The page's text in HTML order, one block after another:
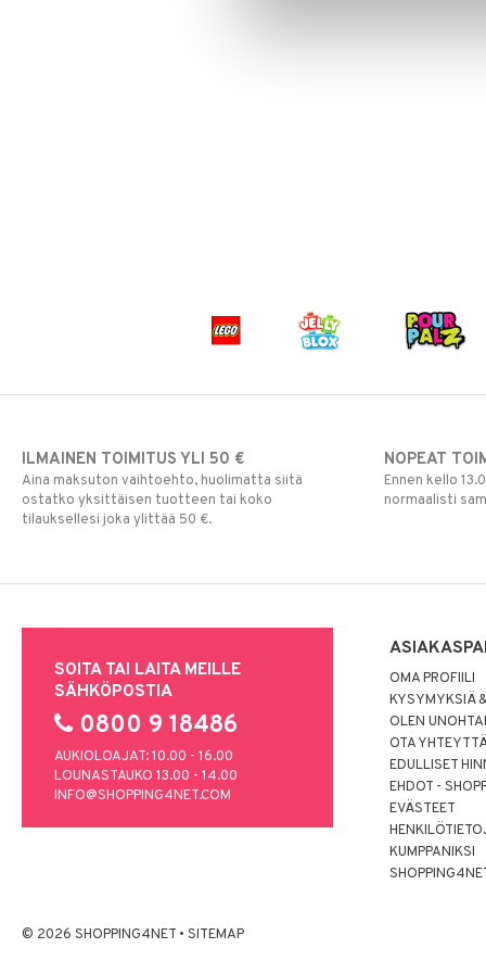
ILMAINEN TOIMITUS YLI 50 €
Aina maksuton vaihtoehto, huolimatta siitä
ostatko yksittäisen tuotteen tai koko
tilauksellesi joka ylittää 50 €.
NOPEAT
Ennen kello
normaalisti
SOITA TAI LAITA MEILLE
SÄHKÖPOSTIA
0800 9 18486
AUKIOLOAJAT: 10.00 - 16.00
LOUNASTAUKO 13.00 - 14.00
INFO@SHOPPING4NET.COM
OMA PROFIILI
KYSYMYKSIÄ
OLEN
OTA
EDULLISET
EHDOT -
EVÄSTEET
KUMPPANIKSI
© 2026 SHOPPING4NET • SITEMAP